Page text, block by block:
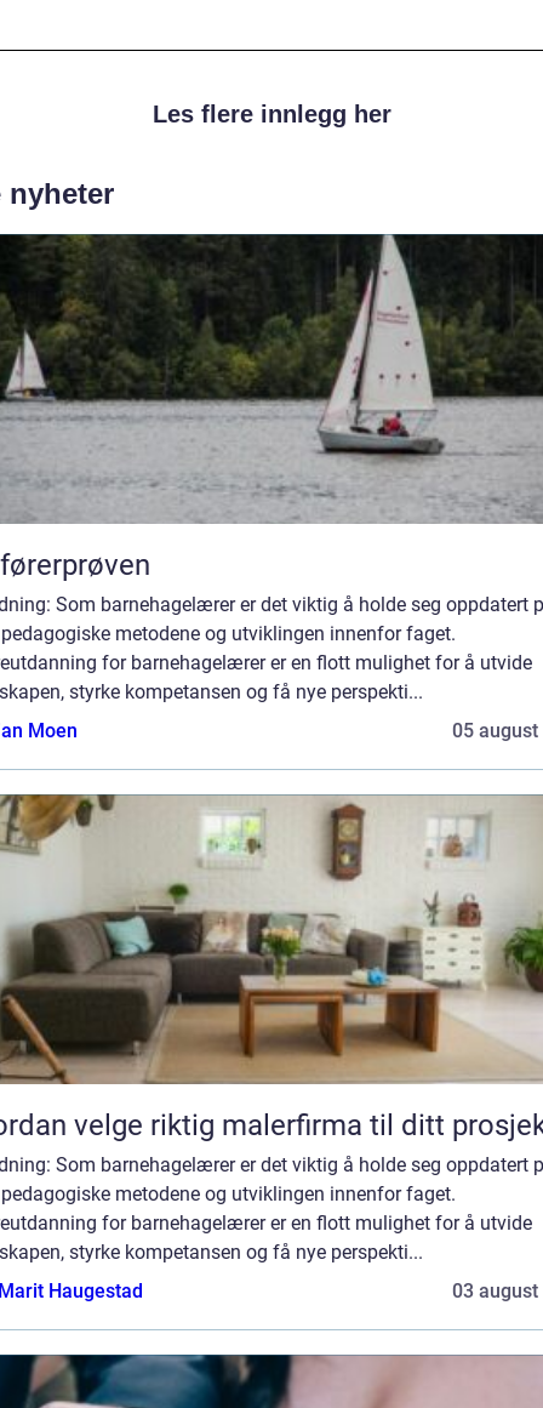
Les flere innlegg her
nyheter
Som barnehagelærer er det viktig å holde seg oppdatert
metodene og utviklingen innenfor faget.
for barnehagelærer er en flott mulighet for å utvide
styrke kompetansen og få nye perspekti...
Moen
05 august
velge riktig malerfirma til ditt
Som barnehagelærer er det viktig å holde seg oppdatert
metodene og utviklingen innenfor faget.
for barnehagelærer er en flott mulighet for å utvide
styrke kompetansen og få nye perspekti...
Haugestad
03 august